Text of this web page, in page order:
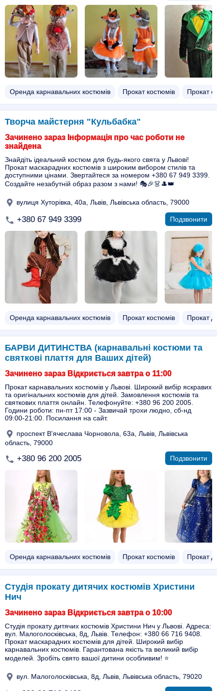
Оренда карнавальних костюмів Прокат костюмів Прокат
Творча майстерня "Кульбабка"
Зачинено зараз Інформація про час роботи не
знайдена
Знайдіть ідеальний костюм для будь-якого свята у Львові!
Прокат маскарадних костюмів з широким вибором стилів та
доступними цінами. Звертайтеся за номером +380 67 949 3399.
Создайте незабутній образ разом з нами! 🎭🎉👗🎩👑
вулиця Хуторівка, 40а, Львів, Львівська область, 79000
+380 67 949 3399 Подзвонити
Оренда карнавальних костюмів Прокат костюмів Прокат
БАРВИ ДИТИНСТВА (карнавальні костюми та
святкові плаття для Ваших дітей)
Зачинено зараз Відкриється завтра о 11:00
Прокат карнавальних костюмів у Львові. Широкий вибір яскравих
та оригінальних костюмів для дітей. Замовлення костюмів та
святкових плаття онлайн. Телефонуйте: +380 96 200 2005.
Години роботи: пн-пт 17:00 - Зазвичай трохи людно, сб-нд
09:00-21:00. Посилання на сайт.
проспект В'ячеслава Чорновола, 63а, Львів, Львівська
область, 79000
+380 96 200 2005 Подзвонити
Оренда карнавальних костюмів Прокат костюмів Прокат
Студія прокату дитячих костюмів Христини
Нич
Зачинено зараз Відкриється завтра о 10:00
Студія прокату дитячих костюмів Христини Нич у Львові. Адреса:
вул. Малоголосківська, 8д, Львів. Телефон: +380 66 716 9408.
Прокат маскарадних костюмів для дітей. Широкий вибір
карнавальних костюмів. Гарантована якість та великий вибір
моделей. Зробіть свято вашої дитини особливим! ⭐️
вул. Малоголосківська, 8д, Львів, Львівська область, 79020